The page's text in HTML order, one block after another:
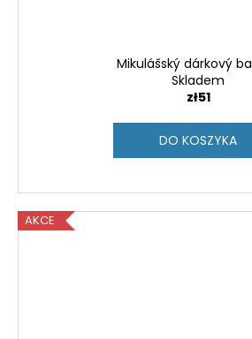
Mikulášský dárkový
Skladem
zł51
DO KOSZYKA
AKCE